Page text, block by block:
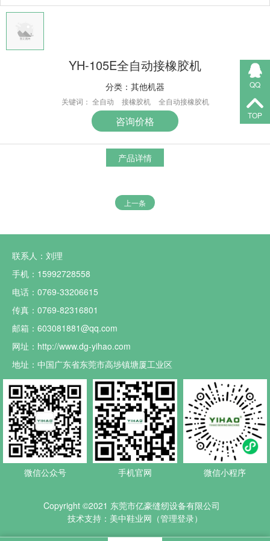
YH-105E全自动接橡胶机
分类： 其他机器
关键词： 全自动 接橡胶机 全自动接橡胶机
咨询价格
产品详情
上一条
联系人：刘理
手机：15992728558
电话：0769-33206615
传真：0769-82316801
邮箱：603081881@qq.com
网址：http://www.dg-yihao.com
地址：中国广东省东莞市高埗镇塘厦工业区
微信公众号 手机官网 微信小程序
QQ
TOP
Copyright ©2021 东莞市亿豪缝纫设备有限公司
技术支持：美中鞋业网（管理登录）